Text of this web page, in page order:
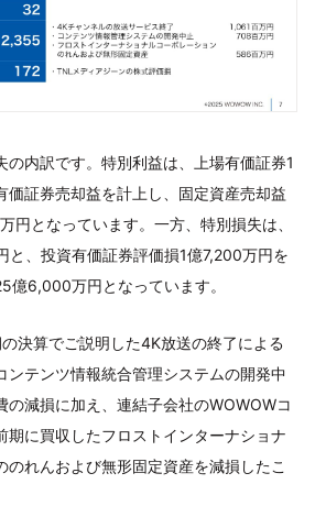
の内訳です。特別利益は、上場有価証券1
価証券売却益を計上し、固定資産売却益
円となっています。一方、特別損失は、
、投資有価証券評価損1億7,200万円を
億6,000万円となっています。
決算でご説明した4K放送の終了による
ンテンツ情報統合管理システムの開発中
の減損に加え、連結子会社のWOWOWコ
期に買収したフロストインターナショナ
のれんおよび無形固定資産を減損したこ